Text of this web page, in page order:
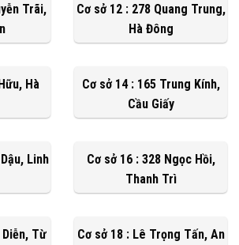
Trãi,
Cơ sở 12 : 278 Quang Trung,
Hà Đông
Hà
Cơ sở 14 : 165 Trung Kính,
Cầu Giấy
Linh
Cơ sở 16 : 328 Ngọc Hồi,
Thanh Trì
Diễn, Từ
Cơ sở 18 : Lê Trọng Tấn, An